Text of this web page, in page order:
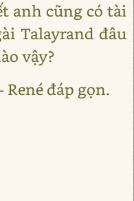
anh cũng có tài
Talayrand đâu
vậy?
René đáp gọn.